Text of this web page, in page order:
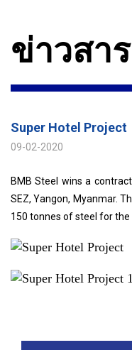
ข่าวสาร
Super Hotel Project
09-02-2020
BMB Steel wins a
SEZ, Yangon, Myanmar.
150 tonnes of steel for the